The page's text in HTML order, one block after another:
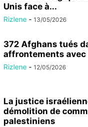
Unis face à...
Rizlene - 13/05/2026
372 Afghans tués
affrontements avec
Rizlene - 12/05/2026
La justice
démolition de
palestiniens